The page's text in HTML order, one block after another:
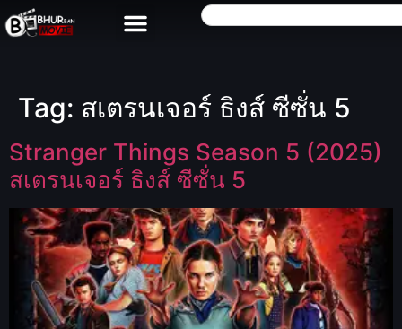
Tag: สเตรนเจอร์ ธิงส์ ซีซั่น 5
Stranger Things Season 5 (2025)
สเตรนเจอร์ ธิงส์ ซีซั่น 5